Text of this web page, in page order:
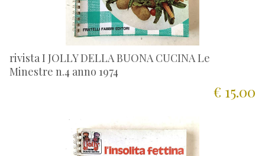
rivista I JOLLY DELLA BUONA CUCINA Le
Minestre n.4 anno 1974
€ 15.00